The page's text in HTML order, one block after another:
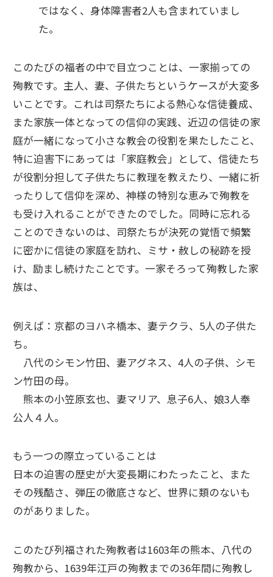
ではなく、身体障害者2人も含まれていまし
た。
このたびの福者の中で目立つことは、一家揃っての
殉教です。主人、妻、子供たちというケースが大変多
いことです。これは司祭たちによる熱心な信徒養成、
また家族一体となっての信仰の実践、近辺の信徒の家
庭が一緒になって小さな教会の役割を果たしたこと、
特に迫害下にあっては「家庭教会」として、信徒たち
が役割分担して子供たちに教理を教えたり、一緒に祈
ったりして信仰を深め、神様の特別な恵みで殉教を
も受け入れることができたのでした。同時に忘れる
ことのできないのは、司祭たちが決死の覚悟で頻繁
に密かに信徒の家庭を訪れ、ミサ・赦しの秘跡を授
け、励まし続けたことです。一家そろって殉教した家
族は、
例えば：京都のヨハネ橋本、妻テクラ、5人の子供た
ち。
八代のシモン竹田、妻アグネス、4人の子供、シモ
ン竹田の母。
熊本の小笠原玄也、妻マリア、息子6人、娘3人奉
公人４人。
もう一つの際立っていることは
日本の迫害の歴史が大変長期にわたったこと、また
その残酷さ、弾圧の徹底さなど、世界に類のないも
のがありました。
このたび列福された殉教者は1603年の熊本、八代の
殉教から、1639年江戸の殉教までの36年間に殉教し